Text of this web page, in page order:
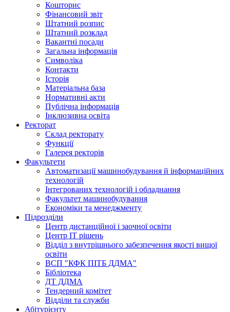
Кошторис
Фінансовий звіт
Штатний розпис
Штатний розклад
Вакантні посади
Загальна інформація
Символіка
Контакти
Історія
Матеріальна база
Нормативні акти
Публічна інформація
Інклюзивна освіта
Ректорат
Склад ректорату
Функції
Галерея ректорів
Факультети
Автоматизації машинобудування й інформаційних
технологій
Інтегрованих технологій і обладнання
Факультет машинобудування
Економіки та менеджменту
Підрозділи
Центр дистанційної і заочної освіти
Центр ІТ рішень
Відділ з внутрішнього забезпечення якості вищої
освіти
ВСП "КФК ПІТБ ДДМА"
Бібліотека
ДТ ДДМА
Тендерний комітет
Відділи та служби
Абітурієнту